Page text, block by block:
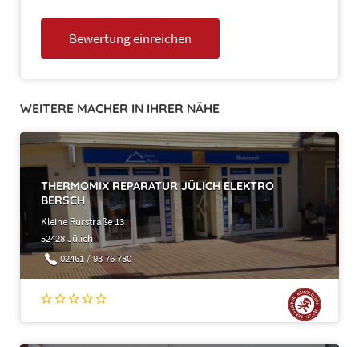
WEITERE MACHER IN IHRER NÄHE
THERMOMIX REPARATUR JÜLICH ELEKTRO
BERSCH
Kleine Rurstraße 13
52428 Jülich
02461 / 93 76 780